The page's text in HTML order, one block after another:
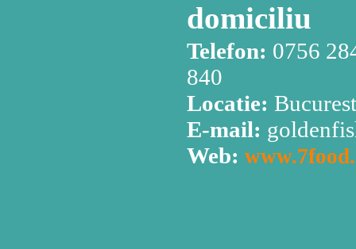
domiciliu
Telefon: 0756
840
Locatie:
E-mail:
Web: